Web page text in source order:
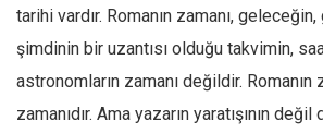
tarihi vardır. Romanın zamanı,
şimdinin bir uzantısı olduğu takvimin,
astronomların zamanı değildir. Romanın
zamanıdır. Ama yazarın yaratışının değil